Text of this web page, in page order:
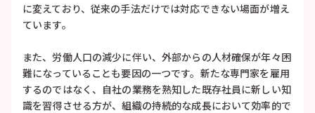
に変えており、従来の手法だけでは対応できない場面が増え
ています。
また、労働人口の減少に伴い、外部からの人材確保が年々困
難になっていることも要因の一つです。新たな専門家を雇用
するのではなく、自社の業務を熟知した既存社員に新しい知
識を習得させる方が、組織の持続的な成長において効率的で